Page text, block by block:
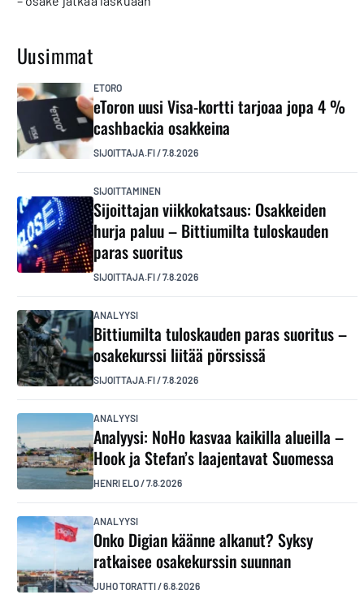
Uusimmat
ETORO
eToron uusi Visa-kortti tarjoaa jopa 4 %
cashbackia osakkeina
SIJOITTAJA.FI/7.8.2026
SIJOITTAMINEN
Sijoittajan viikkokatsaus: Osakkeiden
hurja paluu – Bittiumilta tuloskauden
paras suoritus
SIJOITTAJA.FI/7.8.2026
ANALYYSI
Bittiumilta tuloskauden paras suoritus –
osakekurssi liitää pörssissä
SIJOITTAJA.FI/7.8.2026
ANALYYSI
Analyysi: NoHo kasvaa kaikilla alueilla –
Hook ja Stefan’s laajentavat Suomessa
HENRI ELO/7.8.2026
ANALYYSI
Onko Digian käänne alkanut? Syksy
ratkaisee osakekurssin suunnan
JUHO TORATTI/6.8.2026